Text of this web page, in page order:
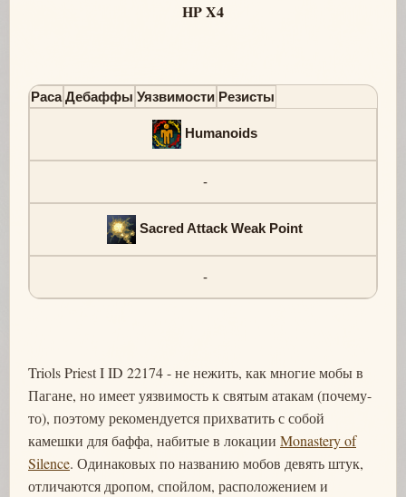
HP X4
Раса Дебаффы Уязвимости Резисты
Humanoids
-
Sacred Attack Weak Point
-
Triols Priest I ID 22174 - не нежить, как многие мобы в
Пагане, но имеет уязвимость к святым атакам (почему-
то), поэтому рекомендуется прихватить с собой
камешки для баффа, набитые в локации Monastery of
Silence. Одинаковых по названию мобов девять штук,
отличаются дропом, спойлом, расположением и